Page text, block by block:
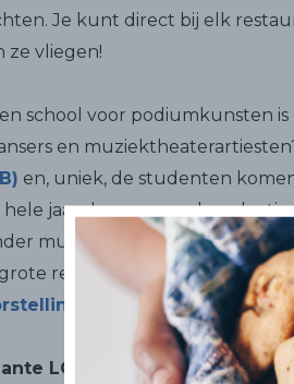
Je kunt direct bij elk
ze vliegen!
school voor podiumkunsten is
en
en, uniek, de studenten
jaar door een reeks
musicals, theater en
regisseurs en artiesten
hier.
LGBTIQ+ cinema op het